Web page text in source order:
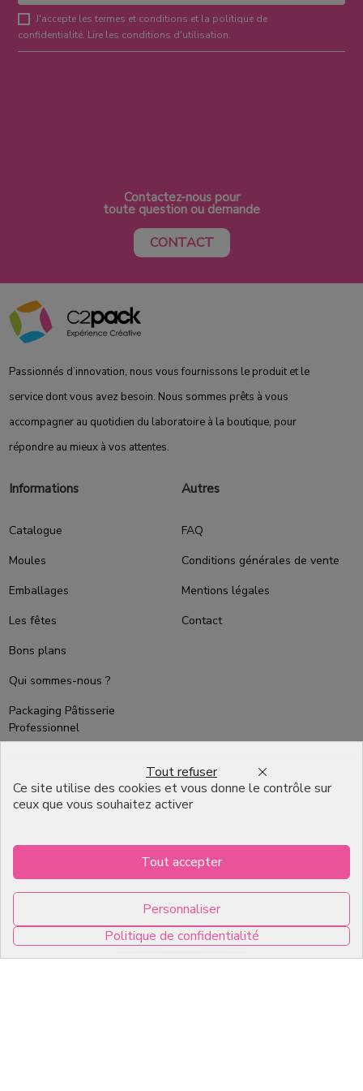
J'accepte les termes et conditions et la politique de
confidentialité. Lire les conditions d'utilisation.
Contactez-nous pour
toute question ou demande
CONTACT
Passionnés d’innovation, nous vous fournissons le produit et le
service dont vous avez besoin. Nous sommes prêts à vous
accompagner au quotidien du laboratoire à la boutique, pour
répondre au mieux à vos attentes.
Informations
Catalogue
Moules
Emballages
Les fêtes
Bons plans
Qui sommes-nous ?
Packaging Pâtisserie
Professionnel
English
Autres
FAQ
Conditions générales de vente
Mentions légales
Contact
Infos pratiques
7, RUE DU 19 MARS 1962
ZI DE DIJON
Ce site utilise des cookies et vous donne le contrôle sur
ceux que vous souhaitez activer
Tout accepter
Tout refuser
Personnaliser
Politique de confidentialité